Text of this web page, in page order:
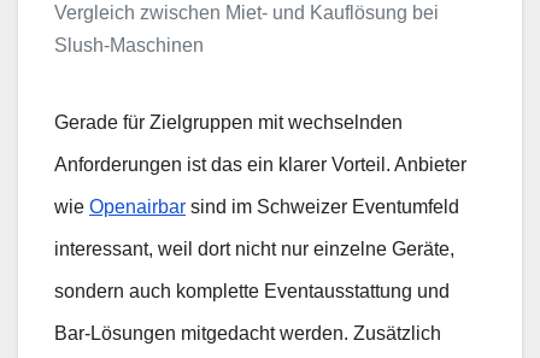
Vergleich zwischen Miet- und Kauflösung bei
Slush-Maschinen
Gerade für Zielgruppen mit wechselnden
Anforderungen ist das ein klarer Vorteil. Anbieter
wie Openairbar sind im Schweizer Eventumfeld
interessant, weil dort nicht nur einzelne Geräte,
sondern auch komplette Eventausstattung und
Bar-Lösungen mitgedacht werden. Zusätzlich